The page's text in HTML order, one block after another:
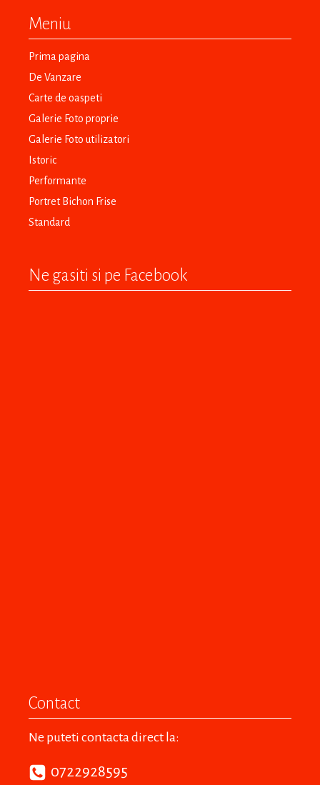
Meniu
Prima pagina
De Vanzare
Carte de oaspeti
Galerie Foto proprie
Galerie Foto utilizatori
Istoric
Performante
Portret Bichon Frise
Standard
Ne gasiti si pe Facebook
Contact
Ne puteti contacta direct la:
0722928595